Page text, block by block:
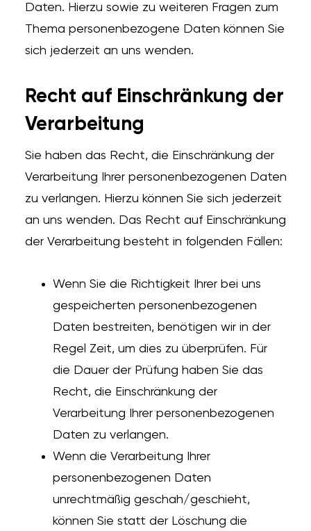
Daten. Hierzu sowie zu weiteren Fragen zum
Thema personenbezogene Daten können Sie
sich jederzeit an uns wenden.
Recht auf Einschränkung der
Verarbeitung
Sie haben das Recht, die Einschränkung der
Verarbeitung Ihrer personenbezogenen Daten
zu verlangen. Hierzu können Sie sich jederzeit
an uns wenden. Das Recht auf Einschränkung
der Verarbeitung besteht in folgenden Fällen:
Wenn Sie die Richtigkeit Ihrer bei uns
gespeicherten personenbezogenen
Daten bestreiten, benötigen wir in der
Regel Zeit, um dies zu überprüfen. Für
die Dauer der Prüfung haben Sie das
Recht, die Einschränkung der
Verarbeitung Ihrer personenbezogenen
Daten zu verlangen.
Wenn die Verarbeitung Ihrer
personenbezogenen Daten
unrechtmäßig geschah/geschieht,
können Sie statt der Löschung die